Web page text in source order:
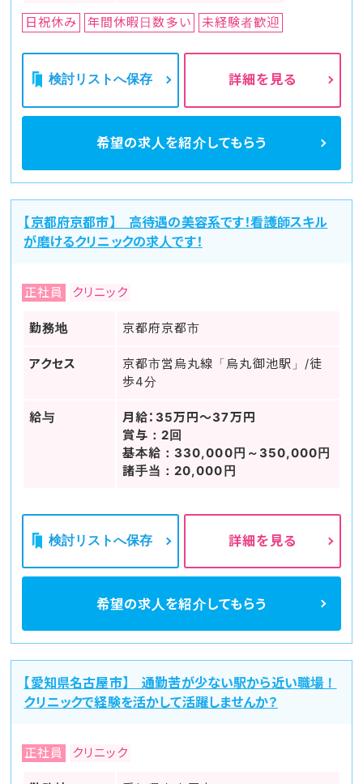
日祝休み 年間休暇日数多い 未経験者歓迎
検討リストへ保存 詳細を見る
希望の求人を紹介してもらう
【京都府京都市】 高待遇の美容系です！看護師スキル
が磨けるクリニックの求人です！
正社員 クリニック
勤務地 京都府京都市
アクセス
京都市営烏丸線「烏丸御池駅」/徒
歩4分
給与
月給：35万円～37万円
賞与：2回
基本給：330,000円～350,000円
諸手当：20,000円
検討リストへ保存 詳細を見る
希望の求人を紹介してもらう
【愛知県名古屋市】 通勤苦が少ない駅から近い職場！
クリニックで経験を活かして活躍しませんか？
正社員 クリニック